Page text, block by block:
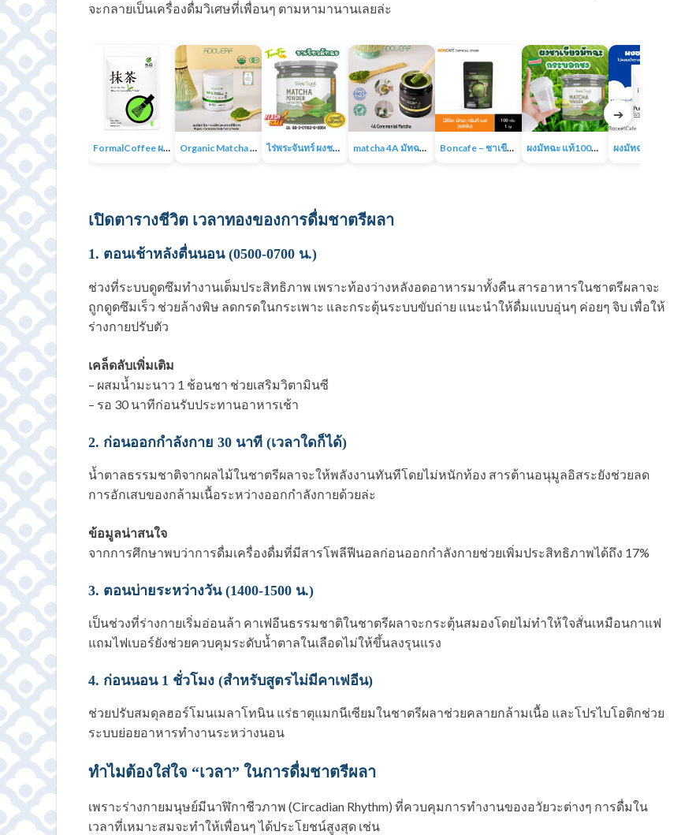
จะกลายเป็นเครื่องดื่มวิเศษที่เพื่อนๆ ตามหามานานเลยล่ะ
FormalCoffee ผงชาเขียวมัทฉะ แท้ 100% ญี่ปุ่น เกรดพรีเมี่ยม Matcha Green Tea Organic Matcha 4A+ผงชาเขียวมัทฉะเกรดพิธีการ ออร์แกนิก 100% ไม่มีน้ำตาล ไม่มีสารเติมแต่ง ไร่พระจันทร์ ผงชาเขียวมัทฉะ Matcha Powder 100% ไม่แต่งสี กลิ่น ไม่ผสมน้ำตาล matcha 4A มัทฉะออร์แกนิค ผงชาเขียวเกรดพรีเมี่ยม 100% ไม่มีน้ำตาล ไม่มีสารเติมแต่ง Boncafe – ชาเขียวพรีเมี่ยมแท้พร้อมชงจากญี่ปุ่น นิชิโอะ มัทฉะ กรีนที เบส ผงมัทฉะ แท้100% Matcha powder แบรนด์ไร่พระจันทร์
➔
เปิดตารางชีวิต เวลาทองของการดื่มชาตรีผลา
1. ตอนเช้าหลังตื่นนอน (0500-0700 น.)
ช่วงที่ระบบดูดซึมทำงานเต็มประสิทธิภาพ เพราะท้องว่างหลังอดอาหารมาทั้งคืน สารอาหารในชาตรีผลาจะ
ถูกดูดซึมเร็ว ช่วยล้างพิษ ลดกรดในกระเพาะ และกระตุ้นระบบขับถ่าย แนะนำให้ดื่มแบบอุ่นๆ ค่อยๆ จิบ เพื่อให้
ร่างกายปรับตัว
เคล็ดลับเพิ่มเติม
– ผสมน้ำมะนาว 1 ช้อนชา ช่วยเสริมวิตามินซี
– รอ 30 นาทีก่อนรับประทานอาหารเช้า
2. ก่อนออกกำลังกาย 30 นาที (เวลาใดก็ได้)
น้ำตาลธรรมชาติจากผลไม้ในชาตรีผลาจะให้พลังงานทันทีโดยไม่หนักท้อง สารต้านอนุมูลอิสระยังช่วยลด
การอักเสบของกล้ามเนื้อระหว่างออกกำลังกายด้วยล่ะ
ข้อมูลน่าสนใจ
จากการศึกษาพบว่าการดื่มเครื่องดื่มที่มีสารโพลีฟีนอลก่อนออกกำลังกายช่วยเพิ่มประสิทธิภาพได้ถึง 17%
3. ตอนบ่ายระหว่างวัน (1400-1500 น.)
เป็นช่วงที่ร่างกายเริ่มอ่อนล้า คาเฟอีนธรรมชาติในชาตรีผลาจะกระตุ้นสมองโดยไม่ทำให้ใจสั่นเหมือนกาแฟ
แถมไฟเบอร์ยังช่วยควบคุมระดับน้ำตาลในเลือดไม่ให้ขึ้นลงรุนแรง
4. ก่อนนอน 1 ชั่วโมง (สำหรับสูตรไม่มีคาเฟอีน)
ช่วยปรับสมดุลฮอร์โมนเมลาโทนิน แร่ธาตุแมกนีเซียมในชาตรีผลาช่วยคลายกล้ามเนื้อ และโปรไบโอติกช่วย
ระบบย่อยอาหารทำงานระหว่างนอน
ทำไมต้องใส่ใจ “เวลา” ในการดื่มชาตรีผลา
เพราะร่างกายมนุษย์มีนาฬิกาชีวภาพ (Circadian Rhythm) ที่ควบคุมการทำงานของอวัยวะต่างๆ การดื่มใน
เวลาที่เหมาะสมจะทำให้เพื่อนๆ ได้ประโยชน์สูงสุด เช่น